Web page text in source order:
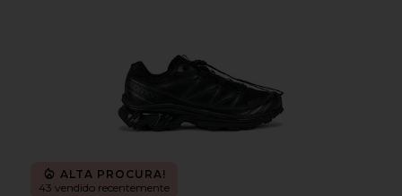
ALTA PROCURA!
43 vendido recentemente